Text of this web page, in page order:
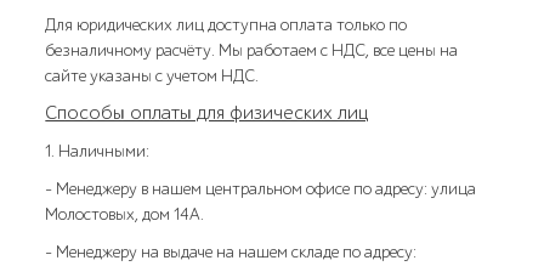
Для юридических лиц доступна оплата только по
безналичному расчёту. Мы работаем с НДС, все цены на
сайте указаны с учетом НДС.
Способы оплаты для физических лиц
1. Наличными:
- Менеджеру в нашем центральном офисе по адресу: улица
Молостовых, дом 14А.
- Менеджеру на выдаче на нашем складе по адресу: